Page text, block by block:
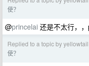
使？
@princelai 还是不太行，
Replied to a topic by yellowtail
使？